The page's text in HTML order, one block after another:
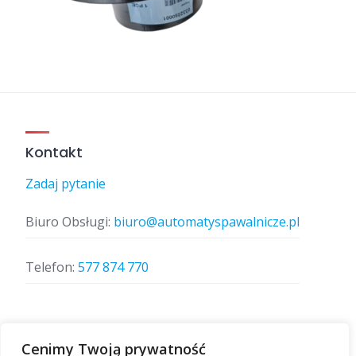
Cenimy Twoją prywatność
Kontakt
Zadaj pytanie
Biuro Obsługi: biuro@automatyspawalnicze.pl
Telefon: 577 874 770